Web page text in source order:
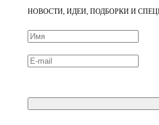
НОВОСТИ, ИДЕИ, ПОДБОРКИ И